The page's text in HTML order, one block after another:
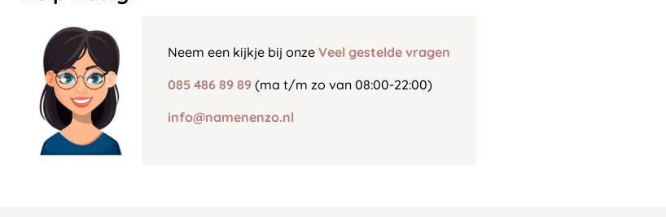
Neem een kijkje bij onze Veel gestelde vragen
085 486 89 89 (ma t/m zo van 08:00-22:00)
info@namenenzo.nl